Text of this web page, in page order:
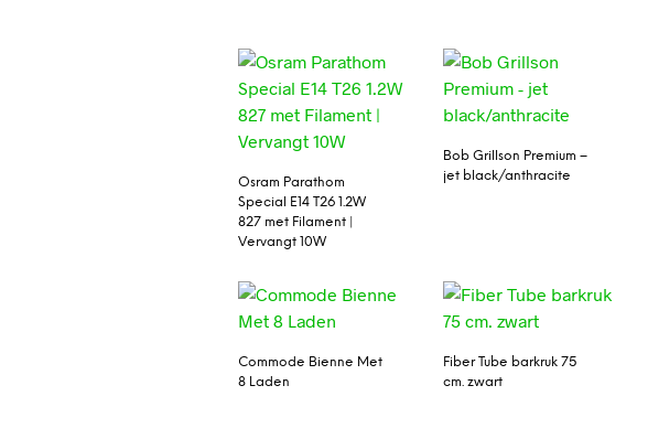
Osram Parathom
Special E14 T26 1.2W
827 met Filament |
Vervangt 10W
Bob Grillson Premium –
jet black/anthracite
Commode Bienne Met
8 Laden
Fiber Tube barkruk 75
cm. zwart